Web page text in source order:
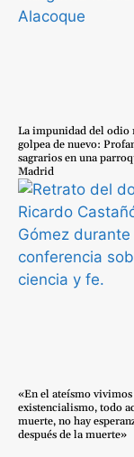
La impunidad del odio
golpea de nuevo:
sagrarios en una
Madrid
«En el ateísmo vivimos
existencialismo, todo
muerte, no hay
después de la muerte»